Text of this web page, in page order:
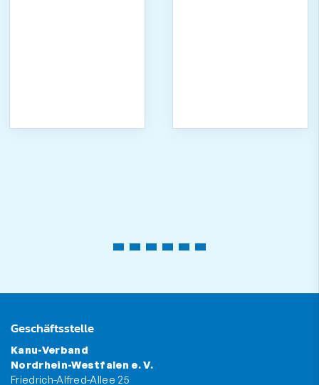
Geschäftsstelle
Kanu-Verband
Nordrhein-Westfalen e. V.
Friedrich-Alfred-Allee 25